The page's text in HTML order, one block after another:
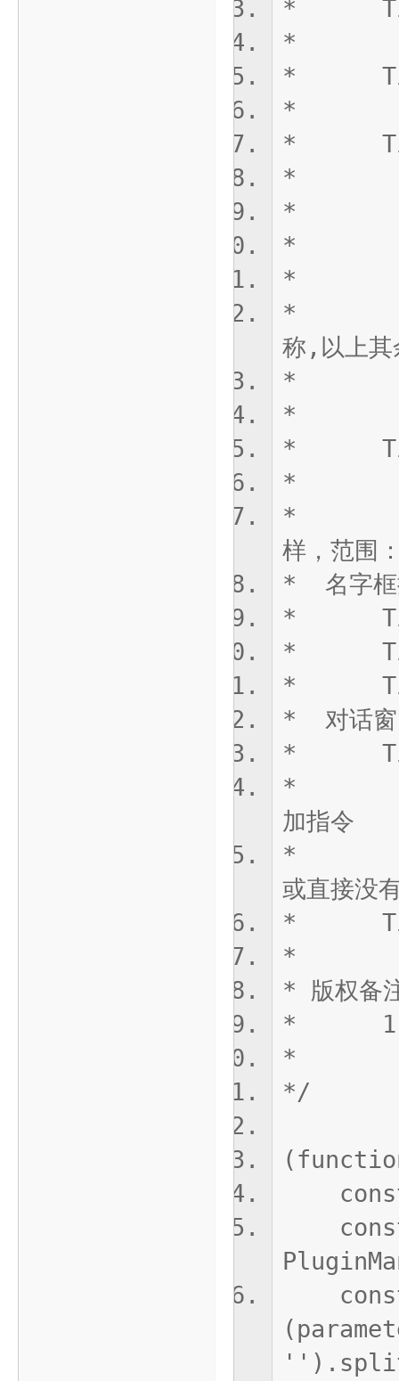
*
* ：
*
* ：3-
*
* ：1-
*
*
*
* |区间
称,以上其
*
*
*
* : 这
* - 示
样，范围
* 名字框
*
*
*
* 对话窗
*
* 说明
加指令
* 注意
或直接没
*
* --保
* 版权备
* 1-免费
*
*/
const
const
const